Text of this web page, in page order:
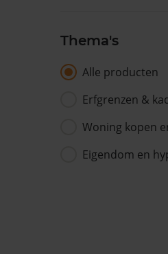
Thema's
Alle producten
Erfgrenzen &
Woning kopen
Eigendom en